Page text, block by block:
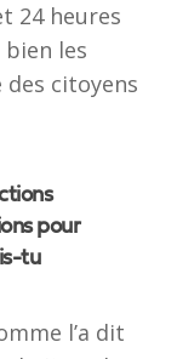
24 heures
bien les
citoyens
pour
tu
l’a dit